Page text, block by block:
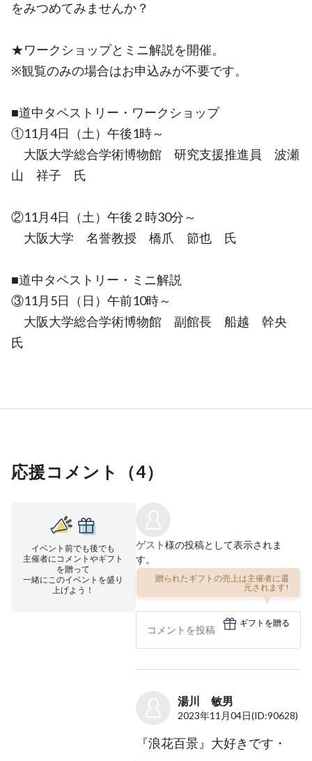
をみつめてみませんか？
★ワークショップとミニ解説を開催。
※観覧のみの場合はお申込みが不要です。
■道中タペストリー・ワークショップ
①11月4日（土）午後1時～
大阪大学総合学術博物館 研究支援推進員 波瀬
山 祥子 氏
②11月4日（土）午後２時30分～
大阪大学 名誉教授 橋爪 節也 氏
■道中タペストリー・ミニ解説
③11月5日（日）午前10時～
大阪大学総合学術博物館 副館⾧ 船越 幹央
氏
応援コメント（4）
イベント前でも後でも
主催者にコメントやギフト
を贈って
一緒にこのイベントを盛り
上げよう！
ゲスト様の投稿として表示されま
す。
贈られたギフトの売上は主催者に還
元されます!
ギフトを贈る
湯川 敏男
2023年11月04日(ID:90628)
『浪花百景』大好きです・